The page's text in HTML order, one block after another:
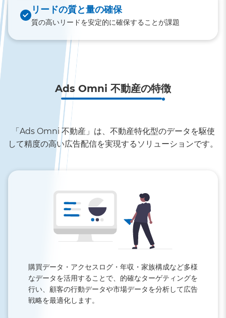
リードの質と量の確保
質の高いリードを安定的に確保することが課題
Ads Omni 不動産の特徴
「Ads Omni 不動産」は、不動産特化型のデータを駆使
して精度の高い広告配信を実現するソリューションです。
購買データ・アクセスログ・年収・家族構成など多様
なデータを活用することで、的確なターゲティングを
行い、顧客の行動データや市場データを分析して広告
戦略を最適化します。